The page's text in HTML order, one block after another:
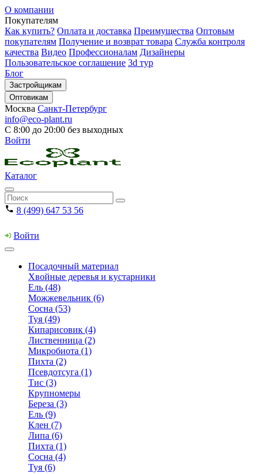
О компании
Покупателям
Как купить? Оплата и доставка Преимущества Оптовым
покупателям Получение и возврат товара Служба контроля
качества Видео Профессионалам Дизайнеры
Пользовательское соглашение 3d тур
Блог
Застройщикам
Оптовикам
Москва Санкт-Петербург
info@eco-plant.ru
С 8:00 до 20:00 без выходных
Войти
Каталог
8 (499) 647 53 56
Войти
Посадочный материал
Хвойные деревья и кустарники
Ель (48)
Можжевельник (6)
Сосна (53)
Туя (49)
Кипарисовик (4)
Лиственница (2)
Микробиота (1)
Пихта (2)
Псевдотсуга (1)
Тис (3)
Крупномеры
Береза (3)
Ель (9)
Клен (7)
Липа (6)
Пихта (1)
Сосна (4)
Туя (6)